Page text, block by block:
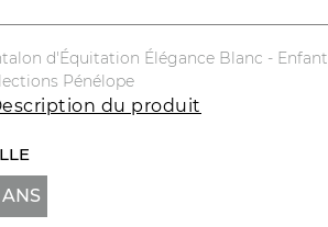
d'Équitation Élégance Blanc - Enfant
Pénélope
du produit
ANS